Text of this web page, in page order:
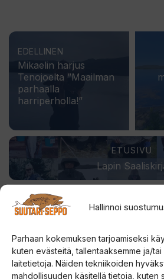
Hallinnoi
Parhaan kokemuksen tarjoamiseksi
kuten evästeitä, tallentaaksemme ja/
laitetietoja. Näiden tekniikoiden
mahdollisuuden käsitellä tietoja, kuten
EDELLINEN
Mikaelin harjus
Tenojoelta ”Maailman
parhaalla
harriperholla!”
ETUSIVU
Lapin